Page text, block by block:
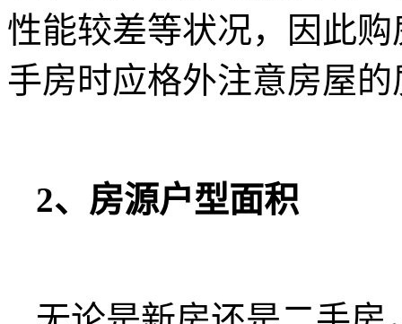
性能较差等状况，因此
手房时应格外注意房屋
2、房源户型面积